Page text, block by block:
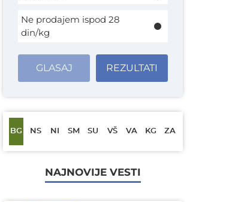
Ne prodajem ispod 28
din/kg
GLASAJ REZULTATI
BG NS NI SM SU VŠ VA KG ZA
NAJNOVIJE VESTI